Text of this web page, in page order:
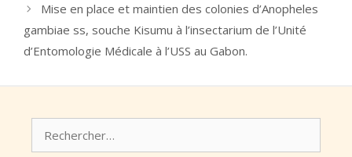
Mise en place et maintien des colonies d’Anopheles
gambiae ss, souche Kisumu à l’insectarium de l’Unité
d’Entomologie Médicale à l’USS au Gabon.